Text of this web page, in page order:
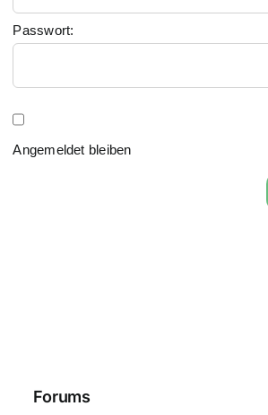
Passwort:
Angemeldet bleiben
Forums